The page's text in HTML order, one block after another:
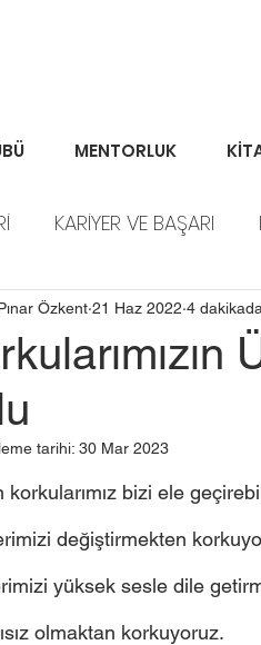
MENTORLUK
KARİYER VE BAŞARI
PORTFÖY
Özkent 21 Haz 2022 4
tarihi: 30 Mar 2023
korkularımız bizi ele
değiştirmekten
yüksek sesle dile
olmaktan korkuyoruz.